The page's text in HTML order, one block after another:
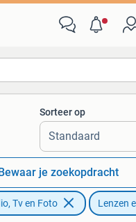
Alle afstanden…
Sorteer op
je zoekopdracht
Tv en Foto Lenzen